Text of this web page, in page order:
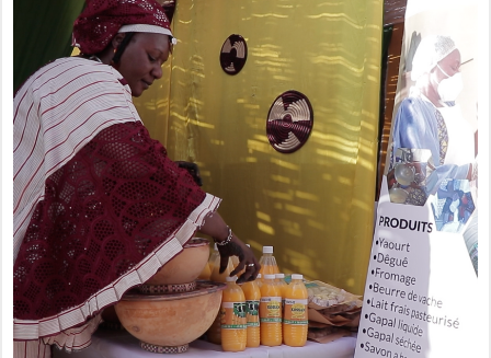
SÉNÉGAL
GHANA
ÎLE MAURICE
GUINÉE